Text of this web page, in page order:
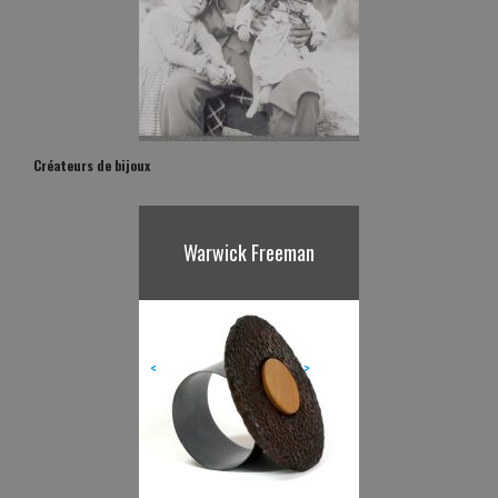
Créateurs de bijoux
Karl Fritsch
< >